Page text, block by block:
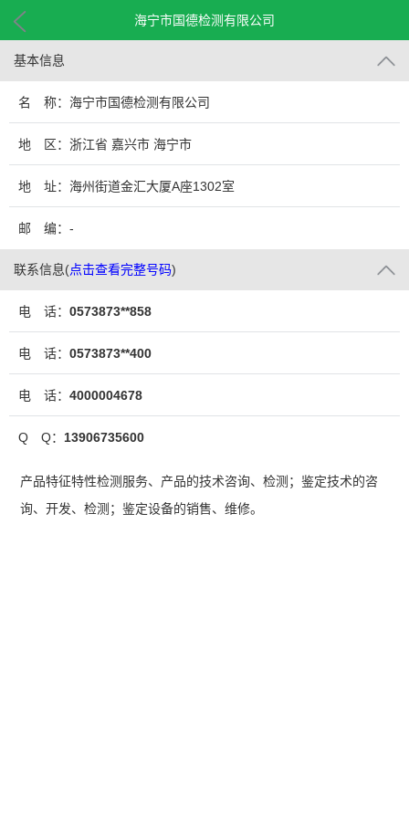
海宁市国德检测有限公司
基本信息
名 称：海宁市国德检测有限公司
地 区：浙江省 嘉兴市 海宁市
地 址：海州街道金汇大厦A座1302室
邮 编：-
联系信息(点击查看完整号码)
电 话： 0573873**858
电 话： 0573873**400
电 话： 4000004678
Q Q： 13906735600
产品特征特性检测服务、产品的技术咨询、检测；鉴定技术的咨
询、开发、检测；鉴定设备的销售、维修。